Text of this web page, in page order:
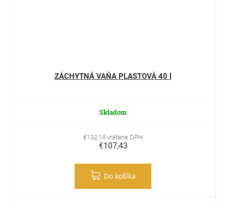
ZÁCHYTNÁ VAŇA PLASTOVÁ 40 l
Skladom
€132,14 vrátane DPH
€107,43
Do košíka